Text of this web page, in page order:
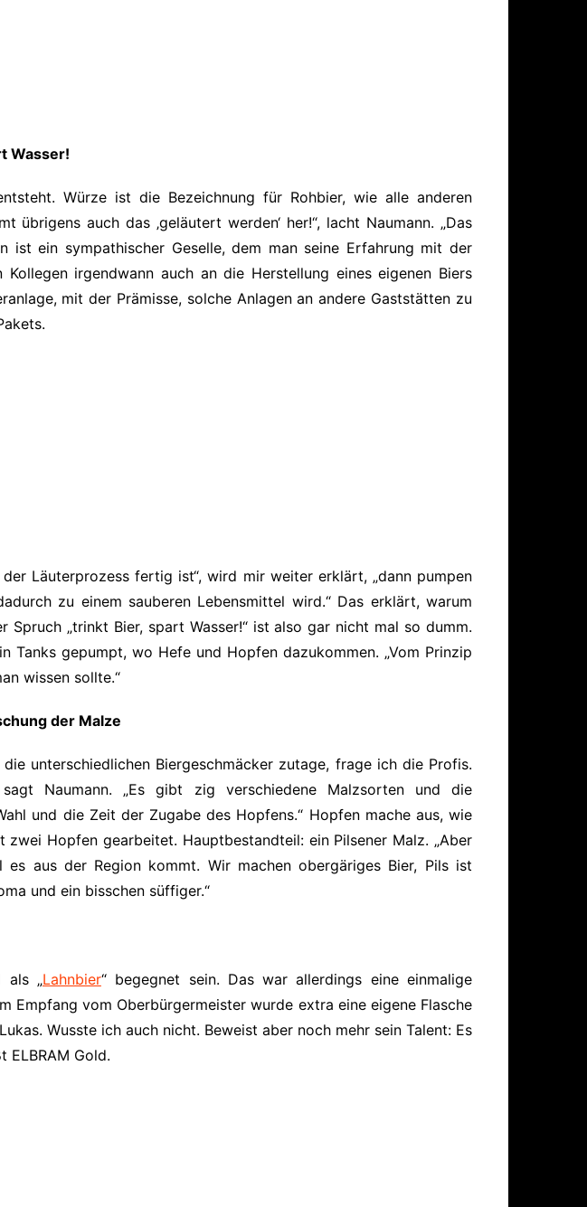
Wasser!
Würze ist die Bezeichnung für Rohbier, wie alle anderen
auch das ‚geläutert werden‘ her!“, lacht Naumann. „Das
ist ein sympathischer Geselle, dem man seine Erfahrung mit der
irgendwann auch an die Herstellung eines eigenen Biers
mit der Prämisse, solche Anlagen an andere Gaststätten zu
Läuterprozess fertig ist“, wird mir weiter erklärt, „dann pumpen
zu einem sauberen Lebensmittel wird.“ Das erklärt, warum
„trinkt Bier, spart Wasser!“ ist also gar nicht mal so dumm.
Tanks gepumpt, wo Hefe und Hopfen dazukommen. „Vom Prinzip
wissen sollte.“
der Malze
unterschiedlichen Biergeschmäcker zutage, frage ich die Profis.
Naumann. „Es gibt zig verschiedene Malzsorten und die
und die Zeit der Zugabe des Hopfens.“ Hopfen mache aus, wie
Hopfen gearbeitet. Hauptbestandteil: ein Pilsener Malz. „Aber
aus der Region kommt. Wir machen obergäriges Bier, Pils ist
und ein bisschen süffiger.“
als „Lahnbier“ begegnet sein. Das war allerdings eine einmalige
Empfang vom Oberbürgermeister wurde extra eine eigene Flasche
Wusste ich auch nicht. Beweist aber noch mehr sein Talent: Es
ELBRAM Gold.